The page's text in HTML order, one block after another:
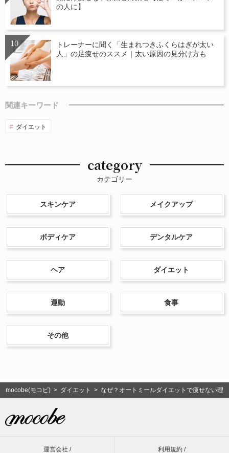
の人に】
トレーナーに聞く「生まれつきふくらはぎが太い
人」の足痩せのススメ｜太い原因の見分け方も
関連キーワード
ダイエット
category
カテゴリー
スキンケア メイクアップ
ボディケア デンタルケア
ヘア ダイエット
運動 食事
その他
mocobe(モコビ) > ダイエット > なぜ？オートミールダイエットで痩せない理
運営会社 / 利用規約 /